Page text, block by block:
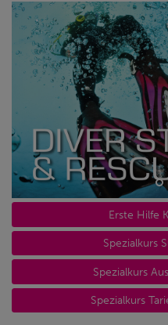
Erste Hilfe
Spezialkurs
Spezialkurs
Spezialkurs